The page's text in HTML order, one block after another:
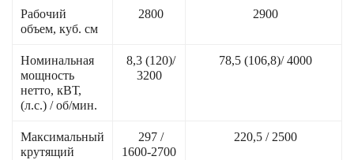
Рабочий
объем, куб. см
2800 2900
Номинальная
мощность
нетто, кВТ,
(л.с.) / об/мин.
8,3 (120)/
3200
78,5 (106,8)/ 4000
Максимальный
крутящий
297 /
1600-2700
220,5 / 2500